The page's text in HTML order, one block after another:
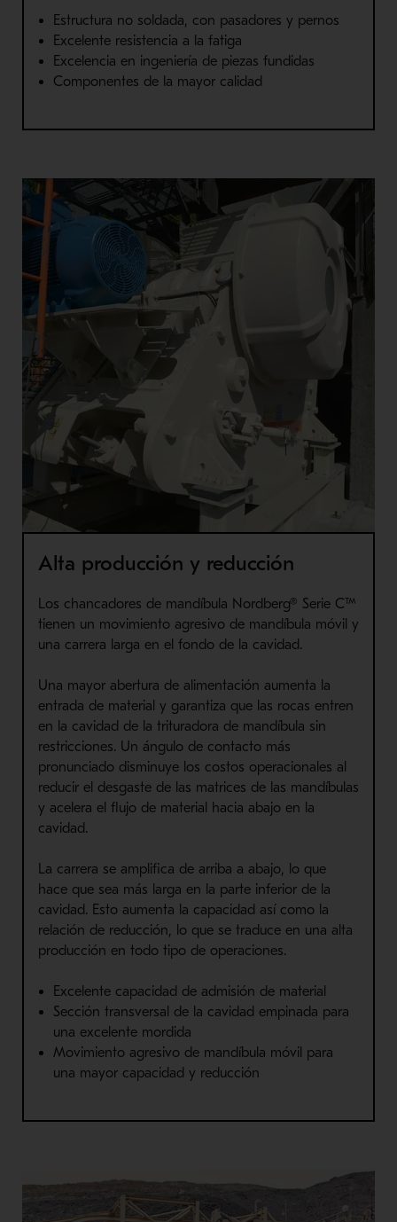
Estructura no soldada, con pasadores y pernos
Excelente resistencia a la fatiga
Excelencia en ingeniería de piezas fundidas
Componentes de la mayor calidad
Alta producción y reducción
Los chancadores de mandíbula Nordberg® Serie C™
tienen un movimiento agresivo de mandíbula móvil y
una carrera larga en el fondo de la cavidad.
Una mayor abertura de alimentación aumenta la
entrada de material y garantiza que las rocas entren
en la cavidad de la trituradora de mandíbula sin
restricciones. Un ángulo de contacto más
pronunciado disminuye los costos operacionales al
reducir el desgaste de las matrices de las mandíbulas
y acelera el flujo de material hacia abajo en la
cavidad.
La carrera se amplifica de arriba a abajo, lo que
hace que sea más larga en la parte inferior de la
cavidad. Esto aumenta la capacidad así como la
relación de reducción, lo que se traduce en una alta
producción en todo tipo de operaciones.
Excelente capacidad de admisión de material
Sección transversal de la cavidad empinada para
una excelente mordida
Movimiento agresivo de mandíbula móvil para
una mayor capacidad y reducción